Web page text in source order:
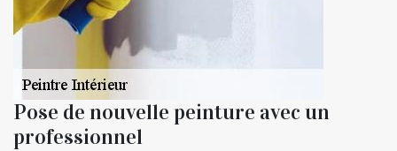
Pose de nouvelle peinture avec un
professionnel